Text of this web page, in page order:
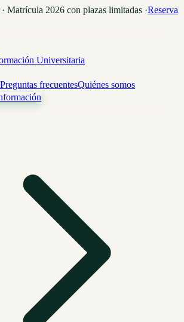
Matrícula 2026 con plazas limitadas ·Reserva
Universitaria
Preguntas frecuentesQuiénes somos